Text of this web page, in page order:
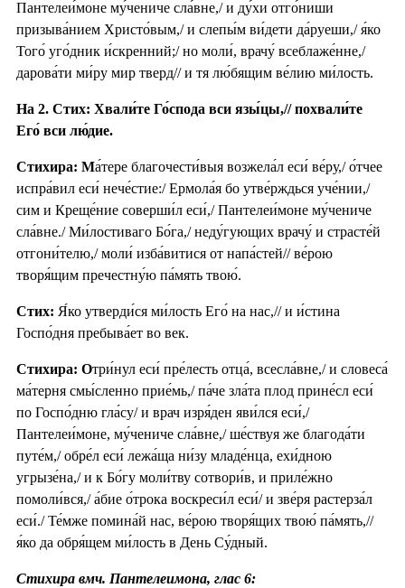
Пантелеи́моне му́чениче сла́вне,/ и ду́хи отго́ниши
призыва́нием Христо́вым,/ и слепы́м ви́дети да́руеши,/ я́ко
Того́ уго́дник и́скренний;/ но моли́, врачу́ всеблаже́нне,/
дарова́ти ми́ру мир тверд// и тя лю́бящим ве́лию ми́лость.
На 2. Стих: Хвали́те Го́спода вси язы́цы,// похвали́те
Его́ вси лю́дие.
Стихира: Ма́тере благочести́выя возжела́л еси́ ве́ру,/ о́тчее
испра́вил еси́ нече́стие:/ Ермола́я бо утве́рждься уче́нии,/
сим и Креще́ние соверши́л еси́,/ Пантелеи́моне му́чениче
сла́вне./ Ми́лостиваго Бо́га,/ неду́гующих врачу́ и страсте́й
отгони́телю,/ моли́ изба́витися от напа́стей// ве́рою
творя́щим пречестну́ю па́мять твою́.
Стих: Я́ко утверди́ся ми́лость Его́ на нас,// и и́стина
Госпо́дня пребыва́ет во век.
Стихира: Отри́нул еси́ пре́лесть отца́, всесла́вне,/ и словеса́
ма́терня смы́сленно прие́мь,/ па́че зла́та плод прине́сл еси́
по Госпо́дню гла́су/ и врач изря́ден яви́лся еси́,/
Пантелеи́моне, му́чениче сла́вне,/ ше́ствуя же благода́ти
путе́м,/ обре́л еси́ лежа́ща ни́зу младе́нца, ехи́дною
угрызе́на,/ и к Бо́гу моли́тву сотвори́в, и приле́жно
помоли́вся,/ а́бие о́трока воскреси́л еси́/ и зве́ря растерза́л
еси́./ Те́мже помина́й нас, ве́рою творя́щих твою́ па́мять,//
я́ко да обря́щем ми́лость в День Су́дный.
Стихира вмч. Пантелеимона, глас 6: